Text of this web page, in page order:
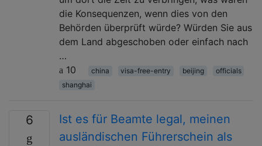
die Konsequenzen, wenn dies von den
Behörden überprüft würde? Würden Sie aus
dem Land abgeschoben oder einfach nach
…
10
china visa-free-entry beijing
officials
shanghai
6
Ist es für Beamte legal, meinen
ausländischen Führerschein als